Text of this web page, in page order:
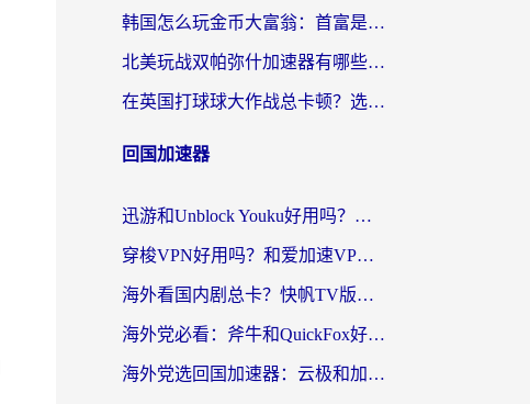
韩国怎么玩金币大富翁：首富是谁？海外党国服游戏加速全攻略
北美玩战双帕弥什加速器有哪些？海外党亲测好用的国服加速指南
在英国打球球大作战总卡顿？选对加速器让你告别延迟（附实测攻略）
回国加速器
迅游和Unblock Youku好用吗？海外党亲测：3个维度教你选对回国加速器
穿梭VPN好用吗？和爱加速VPN对比哪个回国效果更好？海外党必看的实用指南
海外看国内剧总卡？快帆TV版VPN好用吗？和海牛VPN对比哪个回国效果更好？
海外党必看：斧牛和QuickFox好用吗？3步选对回国加速器，无缝刷国内剧玩游戏
海外党选回国加速器：云极和加速喵哪个好？附3款热门工具实测对比